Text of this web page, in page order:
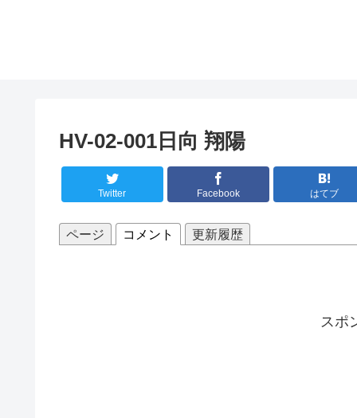
HV-02-001日向 翔陽
Twitter Facebook はてブ
ページ コメント 更新履歴
スポ